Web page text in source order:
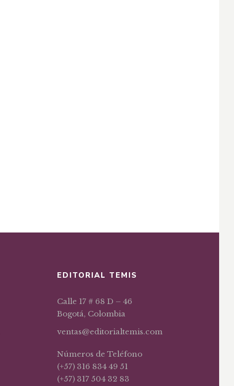
EDITORIAL TEMIS
Calle 17 # 68 D – 46
Bogotá, Colombia
ventas@editorialtemis.com
Números de Teléfono
(+57) 316 834 49 51
(+57) 317 504 32 83